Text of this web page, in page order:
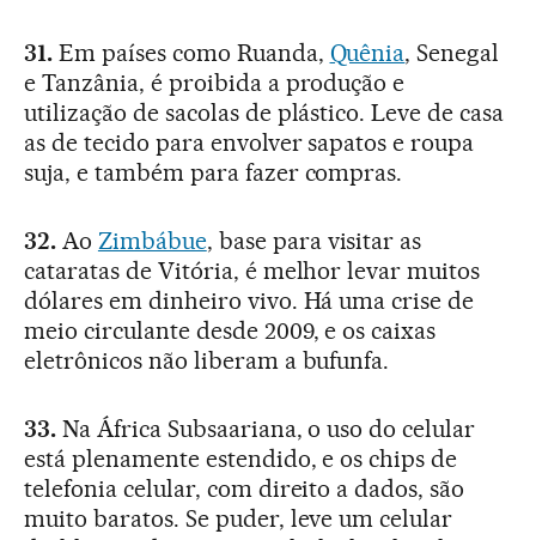
31.Em países como Ruanda, Quênia, Senegal
e Tanzânia, é proibida a produção e
utilização de sacolas de plástico. Leve de casa
as de tecido para envolver sapatos e roupa
suja, e também para fazer compras.
32.Ao Zimbábue, base para visitar as
cataratas de Vitória, é melhor levar muitos
dólares em dinheiro vivo. Há uma crise de
meio circulante desde 2009, e os caixas
eletrônicos não liberam a bufunfa.
33.Na África Subsaariana, o uso do celular
está plenamente estendido, e os chips de
telefonia celular, com direito a dados, são
muito baratos. Se puder, leve um celular